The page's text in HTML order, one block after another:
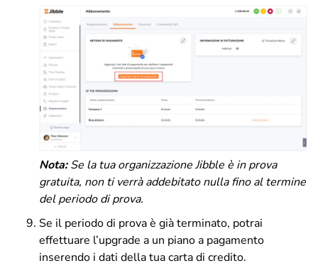
Nota:Se la tua organizzazione Jibble è in prova
gratuita, non ti verrà addebitato nulla fino al termine
del periodo di prova.
Se il periodo di prova è già terminato, potrai
effettuare l’upgrade a un piano a pagamento
inserendo i dati della tua carta di credito.